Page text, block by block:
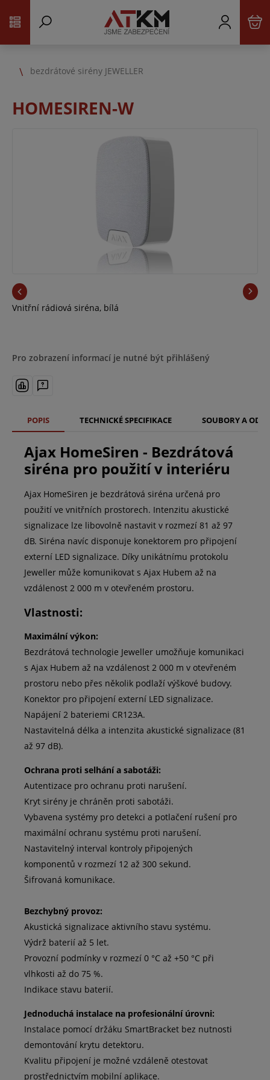
bezdrátové sirény JEWELLER
HOMESIREN-W
Vnitřní rádiová siréna, bílá
Pro zobrazení informací je nutné být přihlášený
POPIS TECHNICKÉ SPECIFIKACE SOUBORY A
Ajax HomeSiren - Bezdrátová
siréna pro použití v interiéru
Ajax HomeSiren je bezdrátová siréna určená pro
použití ve vnitřních prostorech. Intenzitu akustické
signalizace lze libovolně nastavit v rozmezí 81 až 97
dB. Siréna navíc disponuje konektorem pro připojení
externí LED signalizace. Díky unikátnímu protokolu
Jeweller může komunikovat s Ajax Hubem až na
vzdálenost 2 000 m v otevřeném prostoru.
Vlastnosti:
Maximální výkon:
Bezdrátová technologie Jeweller umožňuje komunikaci
s Ajax Hubem až na vzdálenost 2 000 m v otevřeném
prostoru nebo přes několik podlaží výškové budovy.
Konektor pro připojení externí LED signalizace.
Napájení 2 bateriemi CR123A.
Nastavitelná délka a intenzita akustické signalizace (81
až 97 dB).
Ochrana proti selhání a sabotáži:
Autentizace pro ochranu proti narušení.
Kryt sirény je chráněn proti sabotáži.
Vybavena systémy pro detekci a potlačení rušení pro
maximální ochranu systému proti narušení.
Nastavitelný interval kontroly připojených
komponentů v rozmezí 12 až 300 sekund.
Šifrovaná komunikace.
Bezchybný provoz:
Akustická signalizace aktivního stavu systému.
Výdrž baterií až 5 let.
Provozní podmínky v rozmezí 0 °C až +50 °C při
vlhkosti až do 75 %.
Indikace stavu baterií.
Jednoduchá instalace na profesionální úrovni:
Instalace pomocí držáku SmartBracket bez nutnosti
demontování krytu detektoru.
Kvalitu připojení je možné vzdáleně otestovat
prostřednictvím mobilní aplikace.